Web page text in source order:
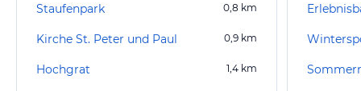
Staufenpark 0,8 km
Kirche St. Peter und Paul 0,9 km
Hochgrat 1,4 km